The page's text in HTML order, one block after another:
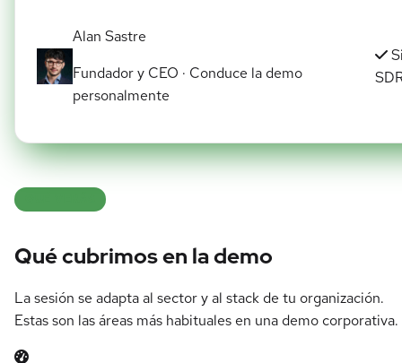
Alan Sastre
Fundador y CEO · Conduce la demo
personalmente
Qué cubrimos en la demo
La sesión se adapta al sector y al stack de tu organización.
Estas son las áreas más habituales en una demo corporativa.